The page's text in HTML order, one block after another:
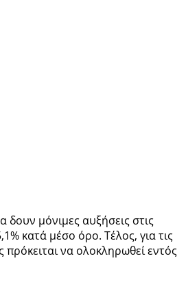
μόνιμες αυξήσεις στις
κατά μέσο όρο. Τέλος, για τις
να ολοκληρωθεί εντός